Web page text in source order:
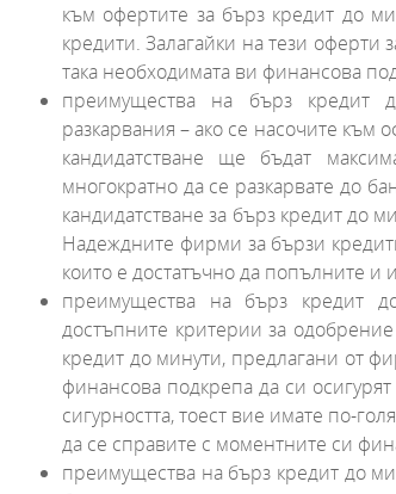
към офертите за бърз кредит до
кредити. Залагайки на тези оферти
така необходимата ви финансова
преимущества на бърз кредит
разкарвания – ако се насочите към
кандидатстване ще бъдат
многократно да се разкарвате до
кандидатстване за бърз кредит до
Надеждните фирми за бързи
които е достатъчно да попълните
преимущества на бърз кредит
достъпните критерии за
кредит до минути, предлагани от
финансова подкрепа да си
сигурността, тоест вие имате по-
да се справите с моментните си
преимущества на бърз кредит до